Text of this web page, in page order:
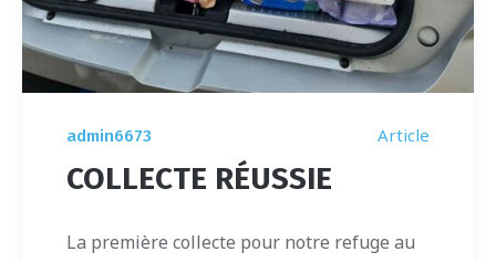
admin6673 Article
COLLECTE RÉUSSIE
La première collecte pour notre refuge au